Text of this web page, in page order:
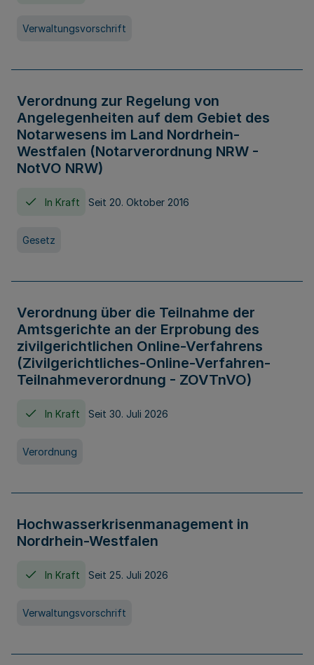
Verwaltungsvorschrift
Verordnung zur Regelung von
Angelegenheiten auf dem Gebiet des
Notarwesens im Land Nordrhein-
Westfalen (Notarverordnung NRW -
NotVO NRW)
In Kraft Seit 20. Oktober 2016
Gesetz
Verordnung über die Teilnahme der
Amtsgerichte an der Erprobung des
zivilgerichtlichen Online-Verfahrens
(Zivilgerichtliches-Online-Verfahren-
Teilnahmeverordnung - ZOVTnVO)
In Kraft Seit 30. Juli 2026
Verordnung
Hochwasserkrisenmanagement in
Nordrhein-Westfalen
In Kraft Seit 25. Juli 2026
Verwaltungsvorschrift